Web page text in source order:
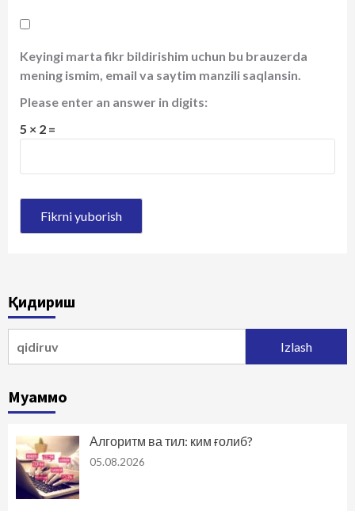
Keyingi marta fikr bildirishim uchun bu brauzerda
mening ismim, email va saytim manzili saqlansin.
Please enter an answer in digits:
5 × 2 =
Қидириш
Муаммо
Алгоритм ва тил: ким ғолиб?
05.08.2026